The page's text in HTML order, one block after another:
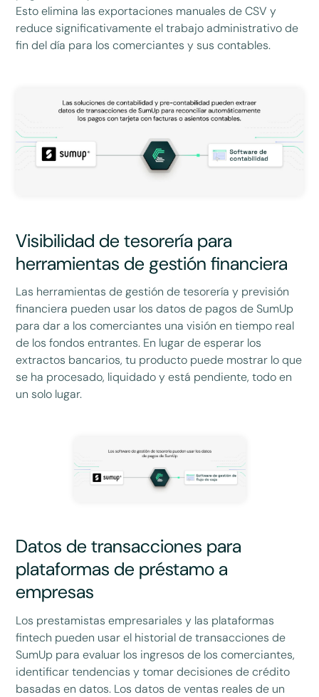
Esto elimina las exportaciones manuales de CSV y
reduce significativamente el trabajo administrativo de
fin del día para los comerciantes y sus contables.
Visibilidad de tesorería para
herramientas de gestión financiera
Las herramientas de gestión de tesorería y previsión
financiera pueden usar los datos de pagos de SumUp
para dar a los comerciantes una visión en tiempo real
de los fondos entrantes. En lugar de esperar los
extractos bancarios, tu producto puede mostrar lo que
se ha procesado, liquidado y está pendiente, todo en
un solo lugar.
Datos de transacciones para
plataformas de préstamo a
empresas
Los prestamistas empresariales y las plataformas
fintech pueden usar el historial de transacciones de
SumUp para evaluar los ingresos de los comerciantes,
identificar tendencias y tomar decisiones de crédito
basadas en datos. Los datos de ventas reales de un